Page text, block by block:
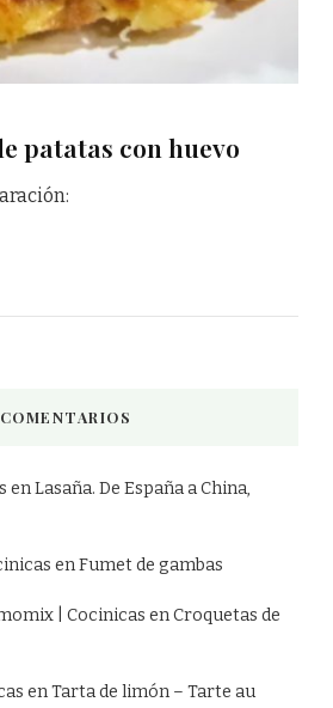
patatas con huevo
COMENTARIOS
enLasaña. De España a China,
enFumet de gambas
| Cocinicas enCroquetas de
enTarta de limón – Tarte au